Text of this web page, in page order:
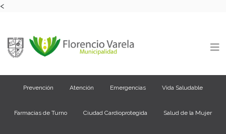
<
Prevención Atención Emergencias Vida Saludable
Farmacias de Turno Ciudad Cardioprotegida Salud de la Mujer